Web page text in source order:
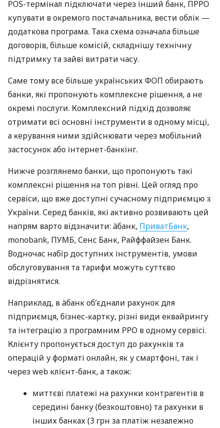
POS-термінал підключати через інший банк, ПРРО
купувати в окремого постачальника, вести облік —
додаткова програма. Така схема означала більше
договорів, більше комісій, складнішу технічну
підтримку та зайві витрати часу.
Саме тому все більше українських ФОП обирають
банки, які пропонують комплексне рішення, а не
окремі послуги. Комплексний підхід дозволяє
отримати всі основні інструменти в одному місці,
а керування ними здійснювати через мобільний
застосунок або інтернет-банкінг.
Нижче розглянемо банки, що пропонують такі
комплексні рішення на топ рівні. Цей огляд про
сервіси, що вже доступні сучасному підприємцю з
України. Серед банків, які активно розвивають цей
напрям варто відзначити: àбанк, ПриватБанк,
monobank, ПУМБ, Сенс Банк, Райффайзен Банк.
Водночас набір доступних інструментів, умови
обслуговування та тарифи можуть суттєво
відрізнятися.
Наприклад, в àбанк об’єднали рахунок для
підприємця, бізнес-картку, різні види еквайрингу
та інтеграцію з програмним РРО в одному сервісі.
Клієнту пропонується доступ до рахунків та
операцій у форматі онлайн, як у смартфоні, так і
через web клієнт-банк, а також:
миттєві платежі на рахунки контрагентів в
середині банку (безкоштовно) та рахунки в
інших банках (3 грн за платіж незалежно